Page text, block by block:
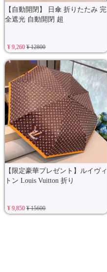
【自動開閉】 日傘 折りたたみ 完
全遮光 自動開閉 超
¥ 9,260¥ 12800
【限定豪華プレゼント】ルイヴィ
トン Louis Vuitton 折り
¥ 9,850¥ 15600